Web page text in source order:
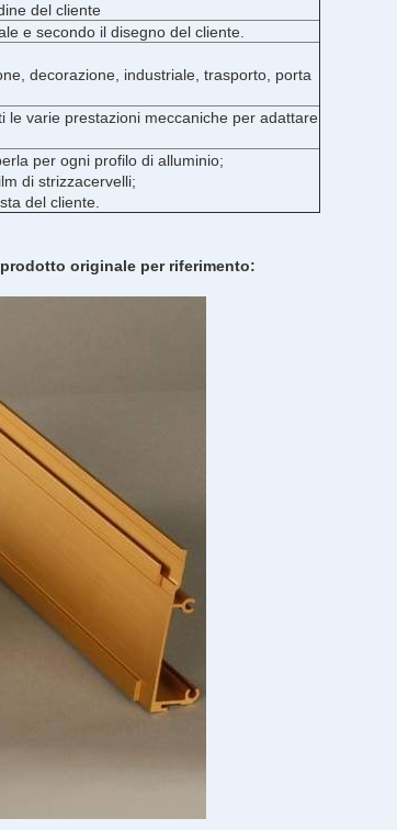
del cliente
e secondo il disegno del cliente.
decorazione, industriale, trasporto, porta
le varie prestazioni meccaniche per adattare
per ogni profilo di alluminio;
di strizzacervelli;
del cliente.
originale per riferimento: